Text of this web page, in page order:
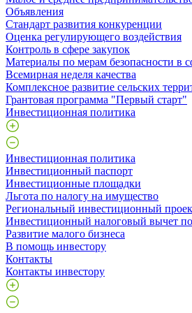
Объявления
Стандарт развития конкуренции
Оценка регулирующего воздействия
Контроль в сфере закупок
Материалы по мерам безопасности в
Всемирная неделя качества
Комплексное развитие сельских
Грантовая программа "Первый старт"
Инвестиционная политика
Инвестиционная политика
Инвестиционный паспорт
Инвестиционные площадки
Льгота по налогу на имущество
Региональный инвестиционный
Инвестиционный налоговый вычет
Развитие малого бизнеса
В помощь инвестору
Контакты
Контакты инвестору